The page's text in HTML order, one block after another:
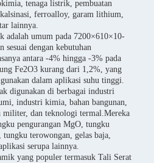
tenaga listrik, pembuatan
ferroalloy, garam lithium,
lainnya.
adalah umum pada 7200×610×10-
sesuai dengan kebutuhan
antara -4% hingga -3% pada
Fe2O3 kurang dari 1,2%, yang
dalam aplikasi suhu tinggi.
digunakan di berbagai industri
industri kimia, bahan bangunan,
militer, dan teknologi termal.Mereka
pengurangan MgO, tungku
terowongan, gelas baja,
serupa lainnya.
yang populer termasuk Tali Serat